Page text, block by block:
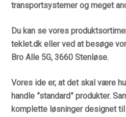
transportsystemer og meget
Du kan se vores
teklet.dk eller ved at besøge
Bro Alle 5G, 3660 Stenløse.
Vores ide er, at det skal være
handle ”standard” produkter.
komplette løsninger designet